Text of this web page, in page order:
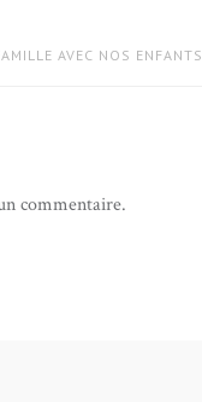
AVEC NOS ENFANTS
commentaire.